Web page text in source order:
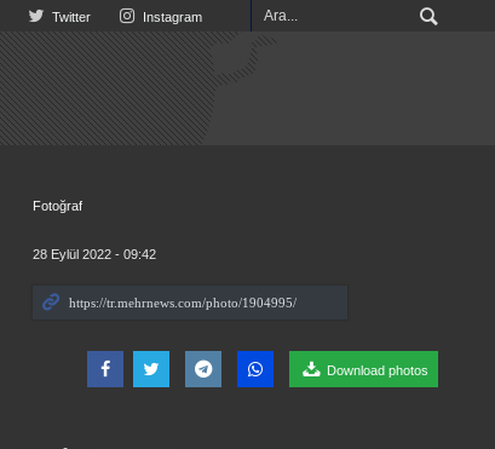
Twitter Instagram
Fotoğraf
28 Eylül 2022 - 09:42
Download photos